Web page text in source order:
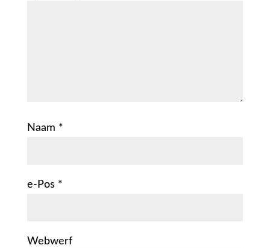
Naam *
e-Pos *
Webwerf